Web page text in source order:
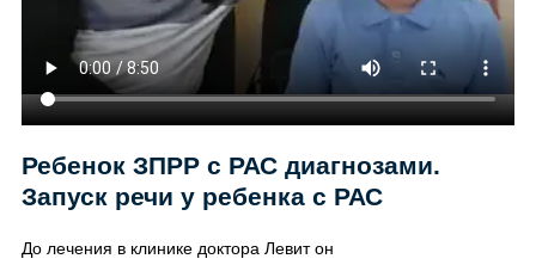
Ребенок ЗПРР с РАС диагнозами.
Запуск речи у ребенка с РАС
До лечения в клинике доктора Левит он